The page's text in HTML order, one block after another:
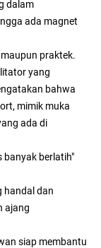
dalam
ada magnet
praktek.
yang
bahwa
mimik muka
ada di
banyak berlatih"
handal dan
ajang
siap membantu